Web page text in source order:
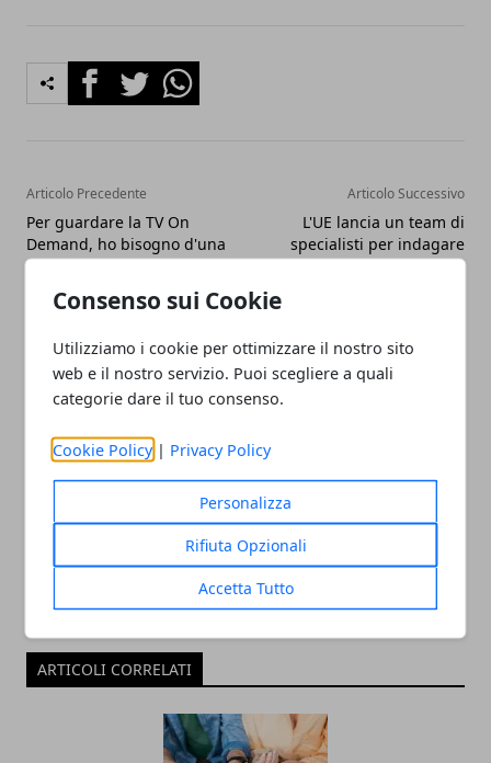
Consenso sui Cookie
Utilizziamo i cookie per ottimizzare il nostro sito
web e il nostro servizio. Puoi scegliere a quali
categorie dare il tuo consenso.
Cookie Policy | Privacy Policy
Personalizza
Rifiuta Opzionali
Accetta Tutto
FacebookTwitterWhatsapp
Articolo Precedente
Per guardare la TV On
Demand, ho bisogno d'una
Smart TV?
Articolo Successivo
L'UE lancia un team di
specialisti per indagare
sulla disinformazione
Redazione
ARTICOLI CORRELATI